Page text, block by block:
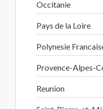
Occitanie
Pays de la Loire
Polynesie
Provence-Alpes-
Reunion